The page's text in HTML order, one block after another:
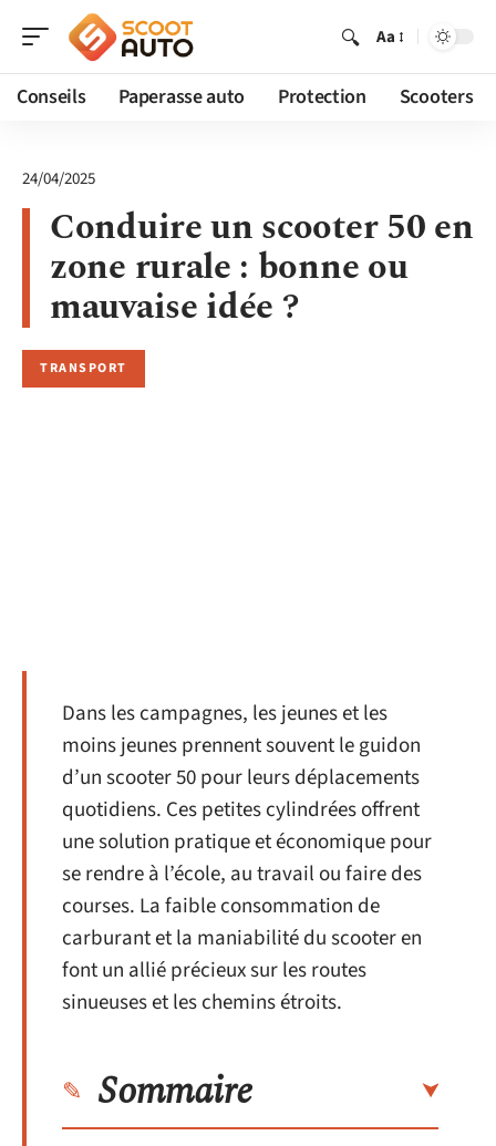
Aa
Conseils Paperasse auto Protection Scooters
24/04/2025
Conduire un scooter 50 en
zone rurale : bonne ou
mauvaise idée ?
TRANSPORT
Dans les campagnes, les jeunes et les
moins jeunes prennent souvent le guidon
d’un scooter 50 pour leurs déplacements
quotidiens. Ces petites cylindrées offrent
une solution pratique et économique pour
se rendre à l’école, au travail ou faire des
courses. La faible consommation de
carburant et la maniabilité du scooter en
font un allié précieux sur les routes
sinueuses et les chemins étroits.
Sommaire